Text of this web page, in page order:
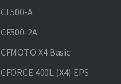
CF500-A
CF500-2A
CFMOTO X4 Basic
CFORCE 400L (X4) EPS